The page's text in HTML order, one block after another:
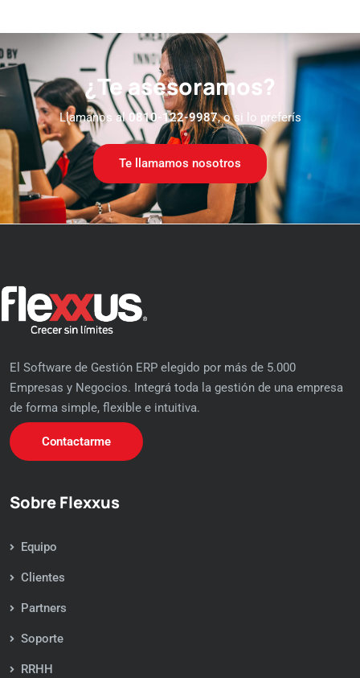
¿Te asesoramos?
Llamanos al 0810-122-9987, o si lo preferís
Te llamamos nosotros
El Software de Gestión ERP elegido por más de 5.000
Empresas y Negocios. Integrá toda la gestión de una empresa
de forma simple, flexible e intuitiva.
Contactarme
Sobre Flexxus
Equipo
Clientes
Partners
Soporte
RRHH